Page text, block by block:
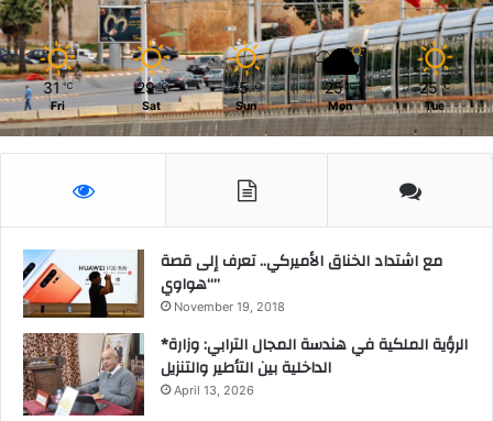
31 ℃
Fri
29 ℃
Sat
25 ℃
Sun
25 ℃
Mon
25 ℃
Tue
مع اشتداد الخناق الأميركي.. تعرف إلى قصة
“هواوي”
November 19, 2018
*الرؤية الملكية في هندسة المجال الترابي: وزارة
الداخلية بين التأطير والتنزيل
April 13, 2026